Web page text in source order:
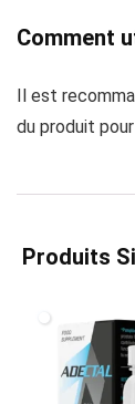
Comment
Il est
du produit
Produits